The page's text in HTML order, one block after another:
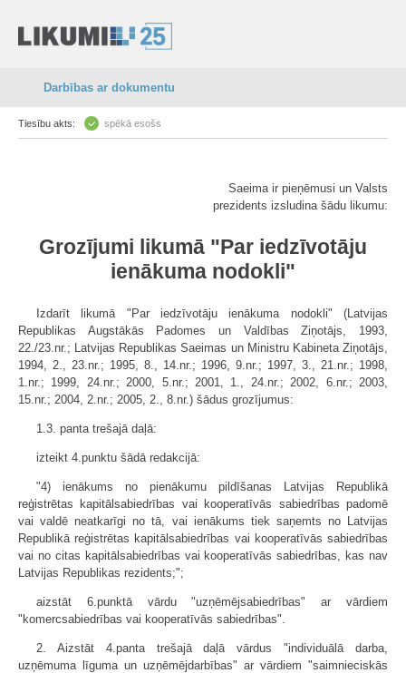
Darbības ar dokumentu
Tiesību akts: spēkā esošs
Saeima ir pieņēmusi un Valsts
prezidents izsludina šādu likumu:
Grozījumi likumā "Par iedzīvotāju
ienākuma nodokli"
Izdarīt likumā "Par iedzīvotāju ienākuma nodokli" (Latvijas
Republikas Augstākās Padomes un Valdības Ziņotājs, 1993,
22./23.nr.; Latvijas Republikas Saeimas un Ministru Kabineta Ziņotājs,
1994, 2., 23.nr.; 1995, 8., 14.nr.; 1996, 9.nr.; 1997, 3., 21.nr.; 1998,
1.nr.; 1999, 24.nr.; 2000, 5.nr.; 2001, 1., 24.nr.; 2002, 6.nr.; 2003,
15.nr.; 2004, 2.nr.; 2005, 2., 8.nr.) šādus grozījumus:
1.3. panta trešajā daļā:
izteikt 4.punktu šādā redakcijā:
"4) ienākums no pienākumu pildīšanas Latvijas Republikā
reģistrētas kapitālsabiedrības vai kooperatīvās sabiedrības padomē
vai valdē neatkarīgi no tā, vai ienākums tiek saņemts no Latvijas
Republikā reģistrētas kapitālsabied­rības vai kooperatīvās sabiedrības
vai no citas kapitālsabiedrības vai koopera­tīvās sabiedrības, kas nav
Latvijas Republikas rezidents;";
aizstāt 6.punktā vārdu "uzņēmējsabiedrības" ar vārdiem
"komercsabiedrības vai kooperatīvās sabiedrības".
2. Aizstāt 4.panta trešajā daļā vārdus "individuālā darba,
uzņēmuma līguma un uzņēmējdarbības" ar vārdiem "saimnieciskās